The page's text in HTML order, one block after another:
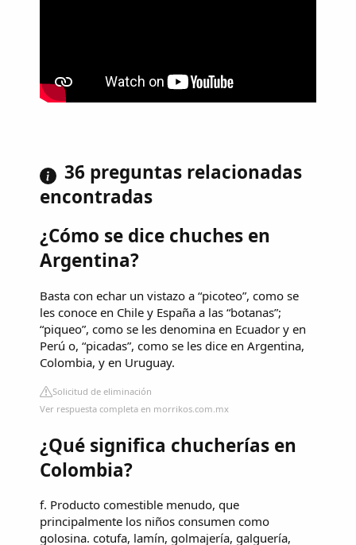
36 preguntas relacionadas
encontradas
¿Cómo se dice chuches en
Argentina?
Basta con echar un vistazo a “picoteo”, como se
les conoce en Chile y España a las “botanas”;
“piqueo”, como se les denomina en Ecuador y en
Perú o, “picadas”, como se les dice en Argentina,
Colombia, y en Uruguay.
Solicitud de eliminación
Ver respuesta completa en morrikos.com.mx
¿Qué significa chucherías en
Colombia?
f. Producto comestible menudo, que
principalmente los niños consumen como
golosina. cotufa, lamín, golmajería, galguería,